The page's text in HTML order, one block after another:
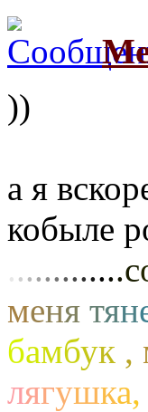
))
а я
кобыле
............с
меня тян
бамбук ,
лягушка,